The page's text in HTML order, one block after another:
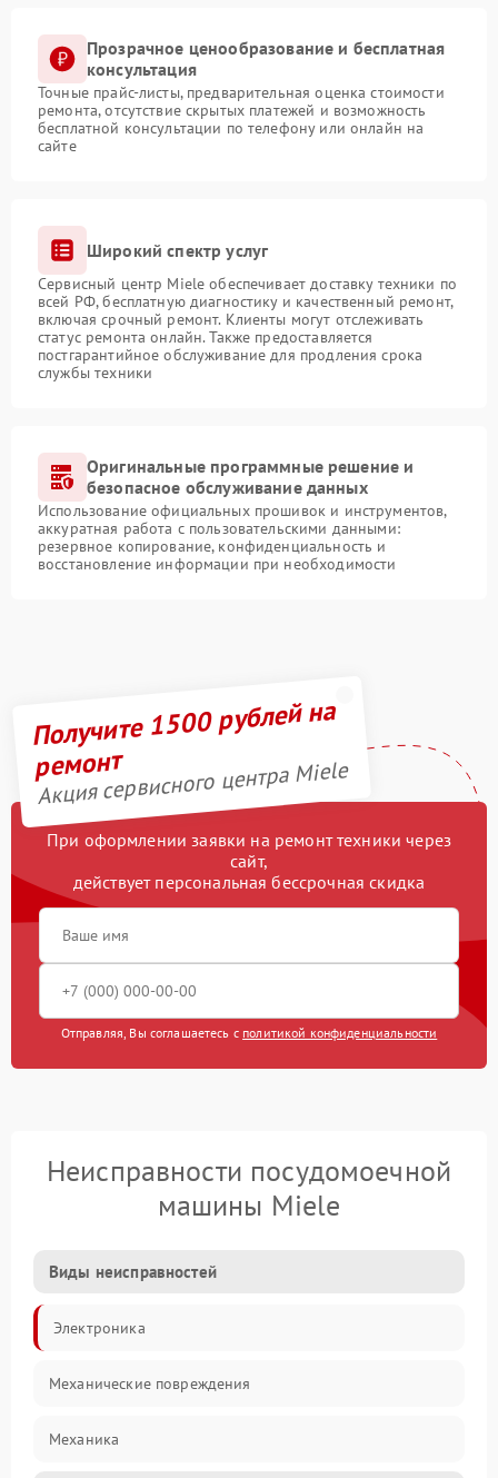
Прозрачное ценообразование и бесплатная
консультация
Точные прайс-листы, предварительная оценка стоимости
ремонта, отсутствие скрытых платежей и возможность
бесплатной консультации по телефону или онлайн на
сайте
Широкий спектр услуг
Сервисный центр Miele обеспечивает доставку техники по
всей РФ, бесплатную диагностику и качественный ремонт,
включая срочный ремонт. Клиенты могут отслеживать
статус ремонта онлайн. Также предоставляется
постгарантийное обслуживание для продления срока
службы техники
Оригинальные программные решение и
безопасное обслуживание данных
Использование официальных прошивок и инструментов,
аккуратная работа с пользовательскими данными:
резервное копирование, конфиденциальность и
восстановление информации при необходимости
Получите 1500 рублей на
ремонт
Акция сервисного центра Miele
При оформлении заявки на ремонт техники через
сайт,
действует персональная бессрочная скидка
Отправляя, Вы соглашаетесь с политикой конфиденциальности
Неисправности посудомоечной
машины Miele
Виды неисправностей
Электроника
Механические повреждения
Механика